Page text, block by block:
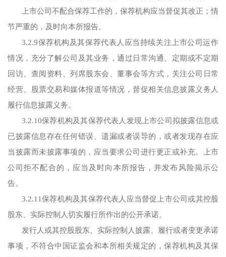
上市公司不配合保荐工作的，保荐机构应当督促其改正；情
节严重的，及时向本所报告。
3.2.9保荐机构及其保荐代表人应当持续关注上市公司运作
情况，充分了解公司及其业务，通过日常沟通、定期或不定期
回访、查阅资料、列席股东会、董事会等方式，关注公司日常
经营、股票交易和媒体报道等情况，督促相关信息披露义务人
履行信息披露义务。
3.2.10保荐机构及其保荐代表人发现上市公司拟披露信息或
已披露信息存在任何错误、遗漏或者误导的，或者发现存在应
当披露而未披露事项的，应当要求公司进行更正或补充。上市
公司拒不配合的，应当及时向本所报告，并发布风险揭示公
告。
3.2.11保荐机构及其保荐代表人应当督促上市公司或其控股
股东、实际控制人切实履行所作出的公开承诺。
发行人或其控股股东、实际控制人披露、履行或者变更承诺
事项，不符合中国证监会和本所相关规定的，保荐机构及其保